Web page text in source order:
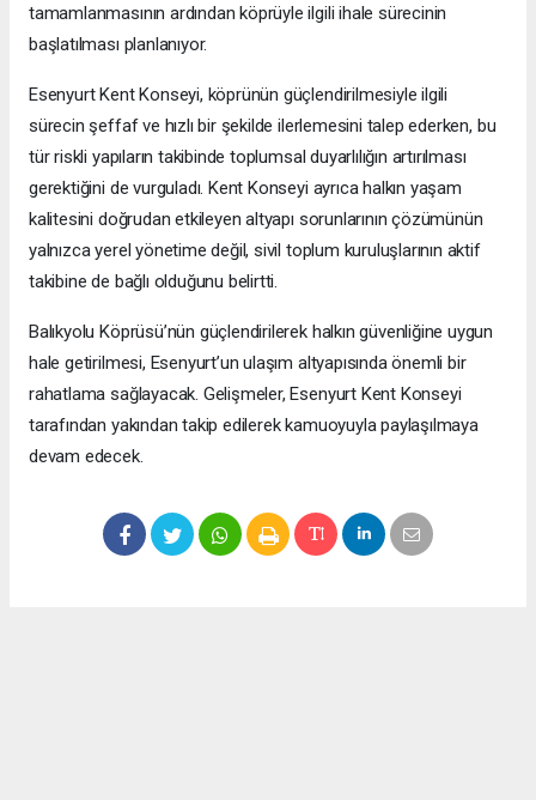
tamamlanmasının ardından köprüyle ilgili ihale sürecinin
başlatılması planlanıyor.
Esenyurt Kent Konseyi, köprünün güçlendirilmesiyle ilgili
sürecin şeffaf ve hızlı bir şekilde ilerlemesini talep ederken, bu
tür riskli yapıların takibinde toplumsal duyarlılığın artırılması
gerektiğini de vurguladı. Kent Konseyi ayrıca halkın yaşam
kalitesini doğrudan etkileyen altyapı sorunlarının çözümünün
yalnızca yerel yönetime değil, sivil toplum kuruluşlarının aktif
takibine de bağlı olduğunu belirtti.
Balıkyolu Köprüsü’nün güçlendirilerek halkın güvenliğine uygun
hale getirilmesi, Esenyurt’un ulaşım altyapısında önemli bir
rahatlama sağlayacak. Gelişmeler, Esenyurt Kent Konseyi
tarafından yakından takip edilerek kamuoyuyla paylaşılmaya
devam edecek.